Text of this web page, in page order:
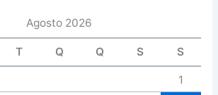
Agosto 2026
T Q Q S S
1